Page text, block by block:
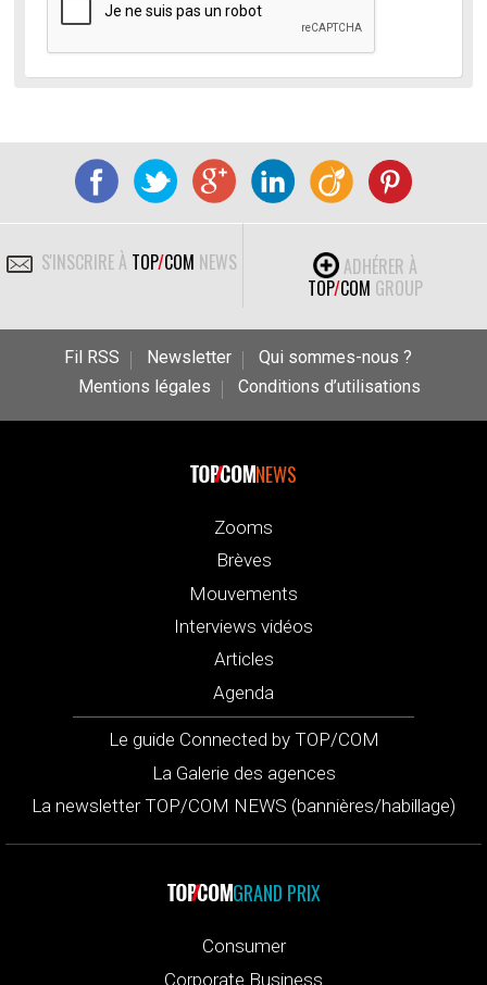
S'INSCRIRE À TOP/COM NEWS
ADHÉRER À
TOP/COM GROUP
Fil RSS Newsletter
Qui sommes-nous ?
Mentions légales
Conditions d’utilisations
NEWS
Zooms
Brèves
Mouvements
Interviews vidéos
Articles
Agenda
Le guide Connected by TOP/COM
La Galerie des agences
La newsletter TOP/COM NEWS (bannières/habillage)
GRAND PRIX
Consumer
Corporate Business